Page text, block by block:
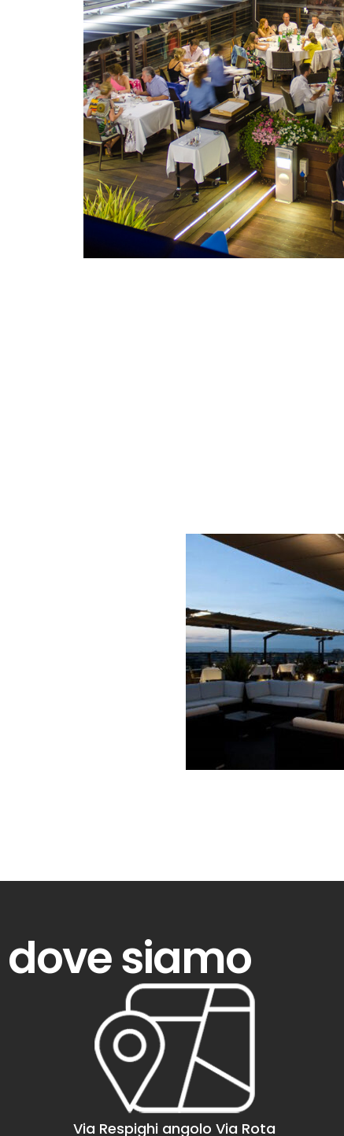
dove siamo
Via Respighi angolo Via Rota